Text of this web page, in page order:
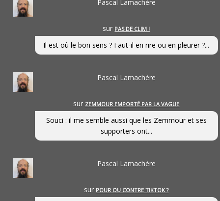
Pascal Lamachère
sur PAS DE CLIM !
Il est où le bon sens ? Faut-il en rire ou en pleurer ?...
Pascal Lamachère
sur ZEMMOUR EMPORTÉ PAR LA VAGUE
Souci : il me semble aussi que les Zemmour et ses
supporters ont...
Pascal Lamachère
sur POUR OU CONTRE TIKTOK ?